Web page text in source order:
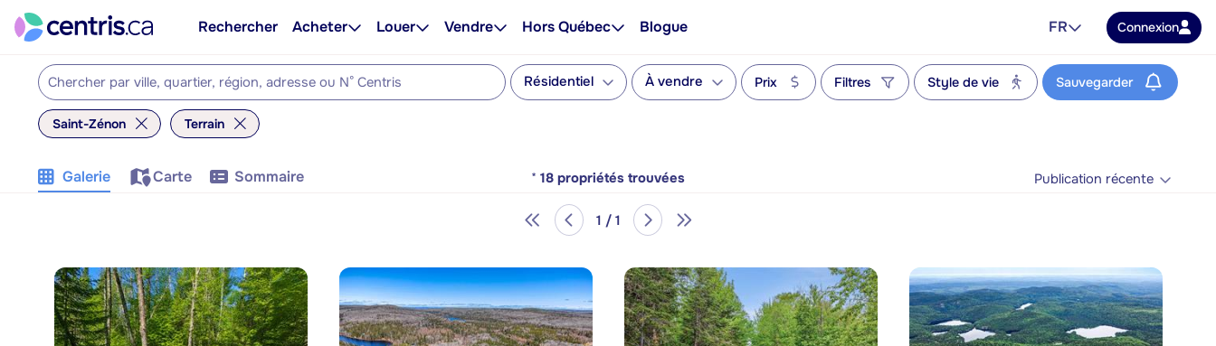
Rechercher Acheter Louer Vendre Hors Québec Blogue FR Connexion
Résidentiel À vendre Prix Filtres Style de vie Sauvegarder
Saint-Zénon Terrain
Galerie Carte Sommaire * 18 propriétés trouvées Publication récente
1 / 1